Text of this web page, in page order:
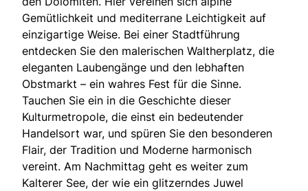
Gemütlichkeit und mediterrane Leichtigkeit auf
einzigartige Weise. Bei einer Stadtführung
entdecken Sie den malerischen Waltherplatz, die
eleganten Laubengänge und den lebhaften
Obstmarkt – ein wahres Fest für die Sinne.
Tauchen Sie ein in die Geschichte dieser
Kulturmetropole, die einst ein bedeutender
Handelsort war, und spüren Sie den besonderen
Flair, der Tradition und Moderne harmonisch
vereint. Am Nachmittag geht es weiter zum
Kalterer See, der wie ein glitzerndes Juwel